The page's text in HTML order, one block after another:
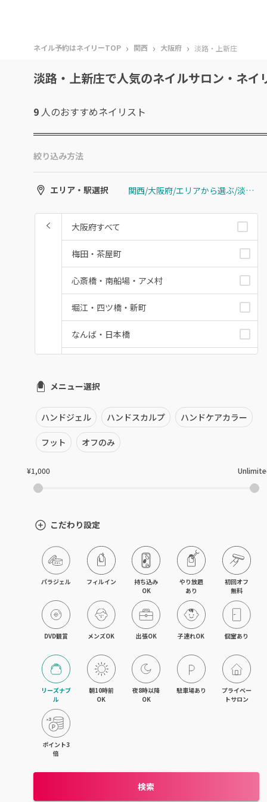
ネイル予約はネイリーTOP › 関西 › 大阪府 › 淡路・上新庄
淡路・上新庄で人気のネイルサロン・ネイ
9 人のおすすめネイリスト
絞り込み方法
エリア・駅選択 関西/大阪府/エリアから選ぶ/淡路・上新庄
大阪府すべて
梅田・茶屋町
心斎橋・南船場・アメ村
堀江・四ツ橋・新町
なんば・日本橋
福島区・野田
淀屋橋・本町・肥後橋
天神橋・天満
東三国・十三・淀川区
京橋・都島区
鶴見区・城東区・旭区
東成区・生野区
住吉区・住之江区・西成区
平野区・東住吉区
大正・九条・弁天町
枚方・寝屋川・交野
メニュー選択
ハンドジェル ハンドスカルプ ハンドケアカラー
フット オフのみ
¥1,000
こだわり設定
パラジェル フィルイン
持ち込み
OK
やり放題
あり
初回オフ
無料
DVD観賞 メンズOK 出張OK 子連れOK 個室あり
リーズナブ
ル
朝10時前
OK
夜8時以降
OK
駐車場あり
プライベー
トサロン
ポイント3
倍
検索